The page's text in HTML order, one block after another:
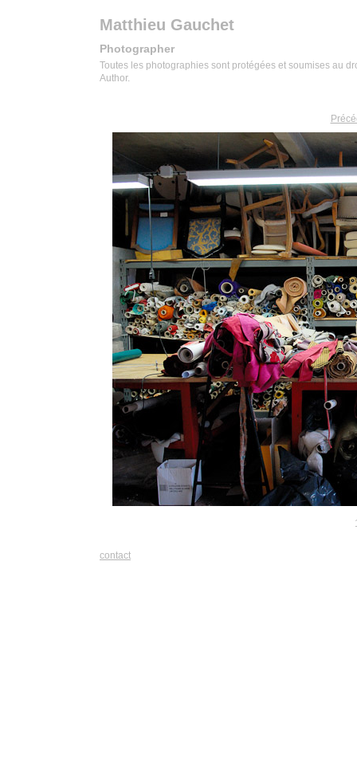
Matthieu Gauchet
Photographer
Toutes les photographies sont protégées et soumises au
Author.
contact